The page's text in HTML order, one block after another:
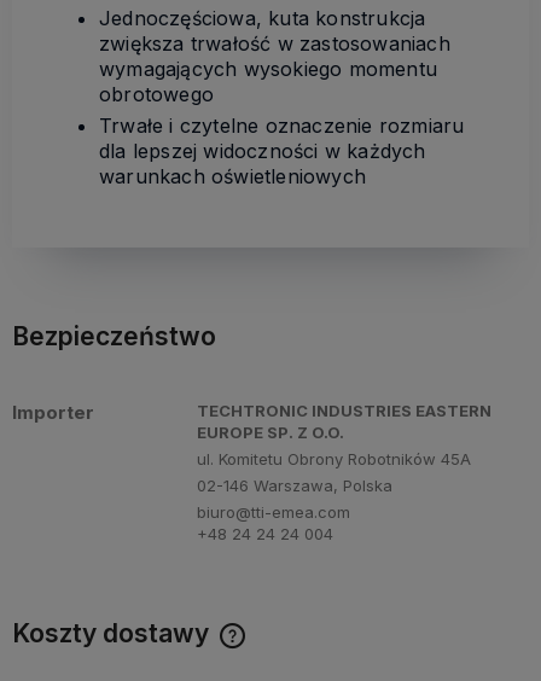
Jednoczęściowa, kuta konstrukcja
zwiększa trwałość w zastosowaniach
wymagających wysokiego momentu
obrotowego
Trwałe i czytelne oznaczenie rozmiaru
dla lepszej widoczności w każdych
warunkach oświetleniowych
Bezpieczeństwo
Importer
TECHTRONIC INDUSTRIES EASTERN
EUROPE SP. Z O.O.
ul. Komitetu Obrony Robotników 45A
02-146 Warszawa, Polska
biuro@tti-emea.com
+48 24 24 24 004
Koszty dostawy